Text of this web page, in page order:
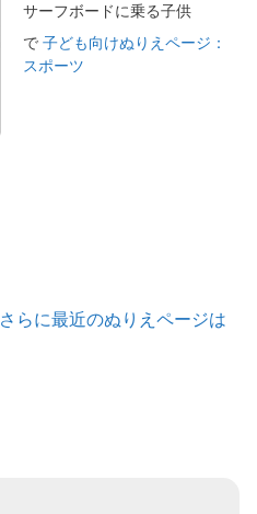
サーフボードに乗る子供
で 子ども向けぬりえページ：
スポーツ
さらに最近のぬりえページは